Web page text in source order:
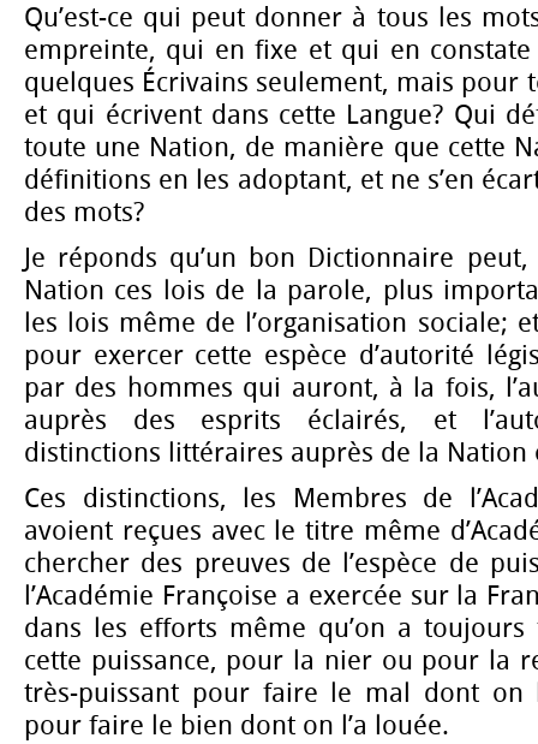
Qu’est-ce qui peut donner à tous les
empreinte, qui en fixe et qui en
quelques Écrivains seulement, mais pour
et qui écrivent dans cette Langue? Qui
toute une Nation, de manière que cette
définitions en les adoptant, et ne s’en
des mots?
Je réponds qu’un bon Dictionnaire
Nation ces lois de la parole, plus
les lois même de l’organisation sociale;
pour exercer cette espèce d’autorité
par des hommes qui auront, à la fois,
auprès des esprits éclairés, et
distinctions littéraires auprès de la Nation
Ces distinctions, les Membres de
avoient reçues avec le titre même
chercher des preuves de l’espèce de
l’Académie Françoise a exercée sur la
dans les efforts même qu’on a
cette puissance, pour la nier ou pour la
très-puissant pour faire le mal dont on
pour faire le bien dont on l’a louée.